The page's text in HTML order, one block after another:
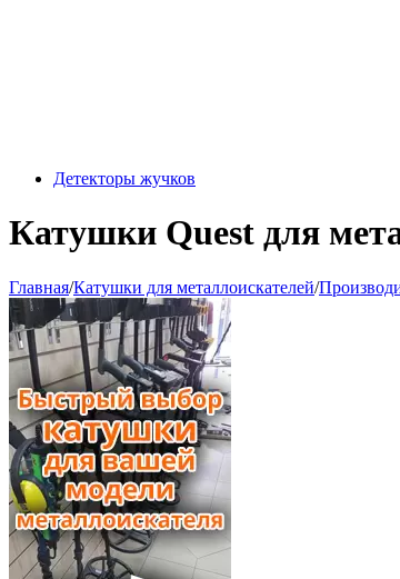
Детекторы жучков
Катушки Quest для
Главная/Катушки для металлоискателей/